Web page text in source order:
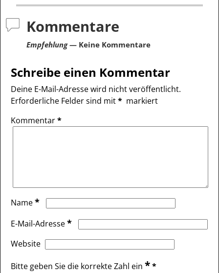
Kommentare
Empfehlung— Keine Kommentare
Schreibe einen Kommentar
Deine E-Mail-Adresse wird nicht veröffentlicht.
Erforderliche Felder sind mit* markiert
Kommentar*
Name*
E-Mail-Adresse*
Website
Bitte geben Sie die korrekte Zahl ein**